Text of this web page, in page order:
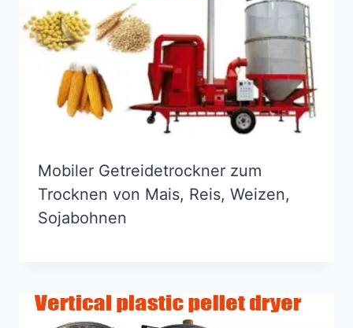
Mobiler Getreidetrockner zum
Trocknen von Mais, Reis, Weizen,
Sojabohnen